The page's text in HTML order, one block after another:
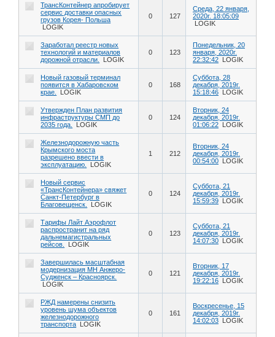
ТрансКонтейнер апробирует
сервис доставки опасных
грузов Корея- Польша
LOGIK
0 127
Среда, 22 января,
2020г. 18:05:09
LOGIK
Заработал реестр новых
технологий и материалов
дорожной отрасли.
LOGIK
0 123
Понедельник, 20
января, 2020г.
22:32:42 LOGIK
Новый газовый терминал
появится в Хабаровском
крае.
LOGIK
0 168
Суббота, 28
декабря, 2019г.
15:18:46 LOGIK
Утвержден План развития
инфраструктуры СМП до
2035 года.
LOGIK
0 124
Вторник, 24
декабря, 2019г.
01:06:22 LOGIK
Железнодорожную часть
Крымского моста
разрешено ввести в
эксплуатацию.
LOGIK
1 212
Вторник, 24
декабря, 2019г.
00:54:00 LOGIK
Новый сервис
«ТрансКонтейнера» свяжет
Санкт-Петербург в
Благовещенск.
LOGIK
0 124
Суббота, 21
декабря, 2019г.
15:59:39 LOGIK
Тарифы Лайт Аэрофлот
распространит на ряд
дальнемагистральных
рейсов.
LOGIK
0 123
Суббота, 21
декабря, 2019г.
14:07:30 LOGIK
Завершилась масштабная
модернизация МН Анжеро-
Судженск – Красноярск.
LOGIK
0 121
Вторник, 17
декабря, 2019г.
19:22:16 LOGIK
РЖД намерены снизить
уровень шума объектов
железнодорожного
транспорта LOGIK
0 161
Воскресенье, 15
декабря, 2019г.
14:02:03 LOGIK